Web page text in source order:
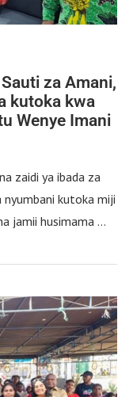
za Amani,
kutoka kwa
Wenye Imani
zaidi ya ibada za
kutoka miji
jamii husimama …